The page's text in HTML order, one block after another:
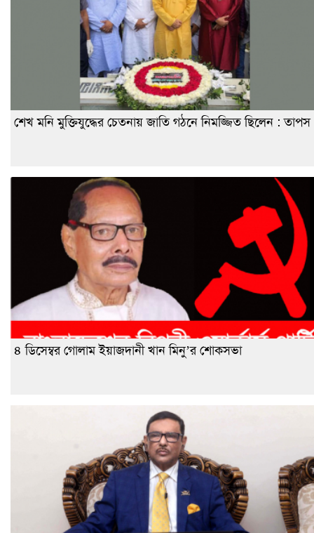
শেখ মনি মুক্তিযুদ্ধের চেতনায় জাতি গঠনে নিমজ্জিত ছিলেন : তাপস
৪ ডিসেম্বর গোলাম ইয়াজদানী খান মিনু’র শোকসভা